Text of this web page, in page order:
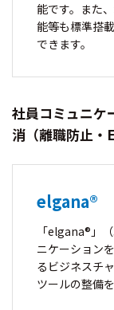
能です。また
能等も標準搭
できます。
社員コミュニケ
消（離職防止・
elgana®
「elgana®」
ニケーション
るビジネスチ
ツールの整備